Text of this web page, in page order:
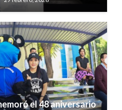
el 48 aniversario